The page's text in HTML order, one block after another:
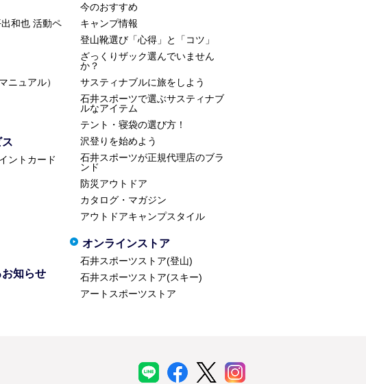
和也 活動ペ
ニュアル）
ントカード
お知らせ
今のおすすめ
キャンプ情報
登山靴選び「心得」と「コツ」
ざっくりザック選んでいません
か？
サスティナブルに旅をしよう
石井スポーツで選ぶサスティナブ
ルなアイテム
テント・寝袋の選び方！
沢登りを始めよう
石井スポーツが正規代理店のブラ
ンド
防災アウトドア
カタログ・マガジン
アウトドアキャンプスタイル
オンラインストア
石井スポーツストア(登山)
石井スポーツストア(スキー)
アートスポーツストア